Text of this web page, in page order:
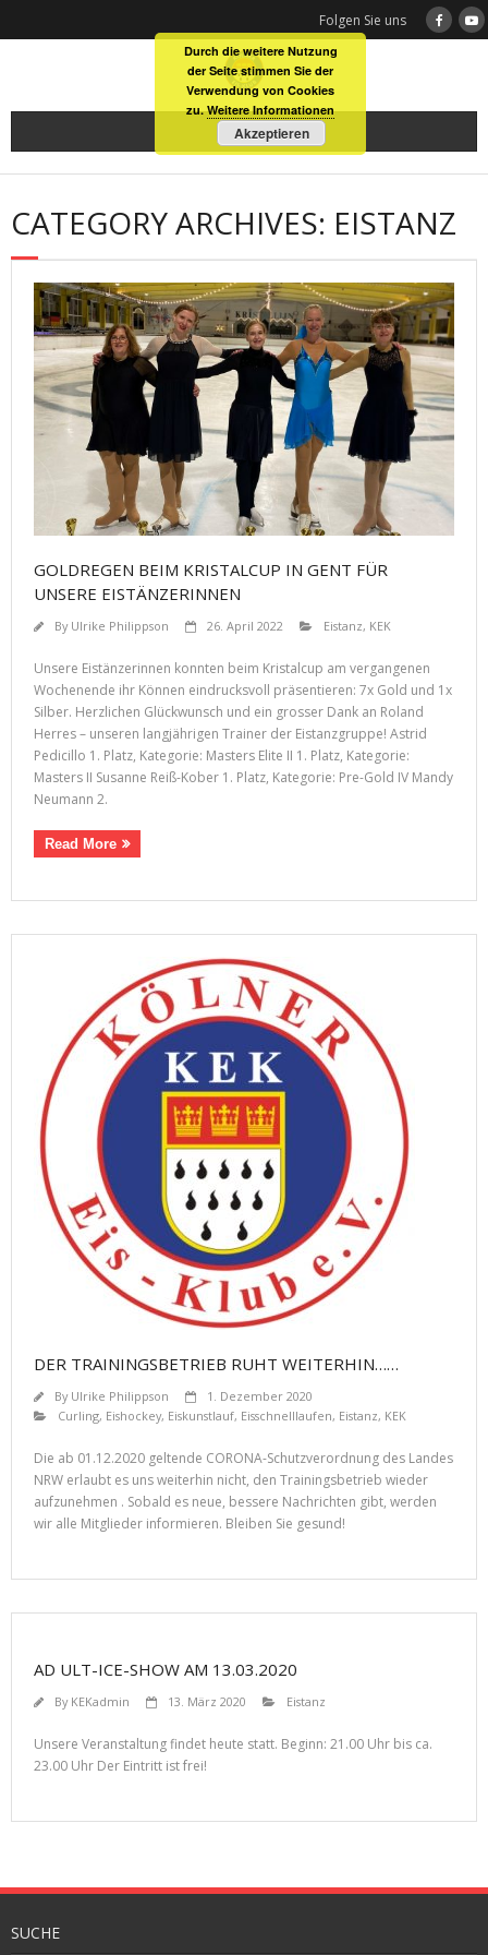
Folgen Sie uns
CATEGORY ARCHIVES: EISTANZ
GOLDREGEN BEIM KRISTALCUP IN GENT FÜR
UNSERE EISTÄNZERINNEN
By Ulrike Philippson 26. April 2022 Eistanz, KEK
Unsere Eistänzerinnen konnten beim Kristalcup am vergangenen
Wochenende ihr Können eindrucksvoll präsentieren: 7x Gold und 1x
Silber. Herzlichen Glückwunsch und ein grosser Dank an Roland
Herres – unseren langjährigen Trainer der Eistanzgruppe! Astrid
Pedicillo 1. Platz, Kategorie: Masters Elite II 1. Platz, Kategorie:
Masters II Susanne Reiß-Kober 1. Platz, Kategorie: Pre-Gold IV Mandy
Neumann 2.
Read More
DER TRAININGSBETRIEB RUHT WEITERHIN……
By Ulrike Philippson
1. Dezember 2020
Curling, Eishockey, Eiskunstlauf, Eisschnelllaufen, Eistanz, KEK
Die ab 01.12.2020 geltende CORONA-Schutzverordnung des Landes
NRW erlaubt es uns weiterhin nicht, den Trainingsbetrieb wieder
aufzunehmen . Sobald es neue, bessere Nachrichten gibt, werden
wir alle Mitglieder informieren. Bleiben Sie gesund!
AD ULT-ICE-SHOW AM 13.03.2020
By KEKadmin 13. März 2020 Eistanz
Unsere Veranstaltung findet heute statt. Beginn: 21.00 Uhr bis ca.
23.00 Uhr Der Eintritt ist frei!
SUCHE
Durch die weitere Nutzung
der Seite stimmen Sie der
Verwendung von Cookies
zu.Weitere Informationen
Akzeptieren